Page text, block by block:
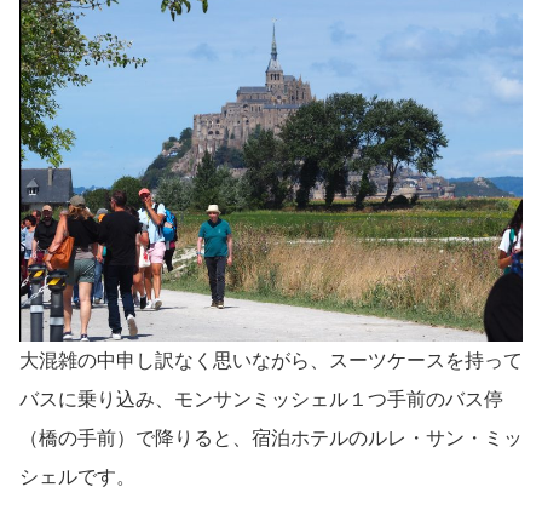
大混雑の中申し訳なく思いながら、スーツケースを持って
バスに乗り込み、モンサンミッシェル１つ手前のバス停
（橋の手前）で降りると、宿泊ホテルのルレ・サン・ミッ
シェルです。